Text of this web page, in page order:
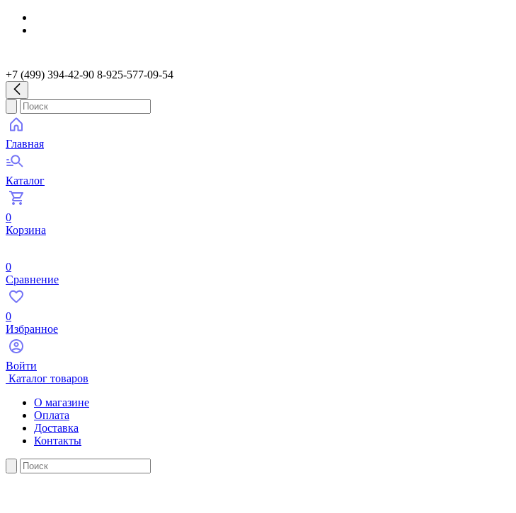
+7 (499) 394-42-90 8-925-577-09-54
Главная
Каталог
0
Корзина
0
Сравнение
0
Избранное
Войти
Каталог товаров
О магазине
Оплата
Доставка
Контакты